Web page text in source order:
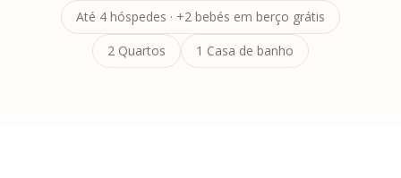
Até 4 hóspedes · +2 bebés em berço grátis
2 Quartos
1 Casa de banho